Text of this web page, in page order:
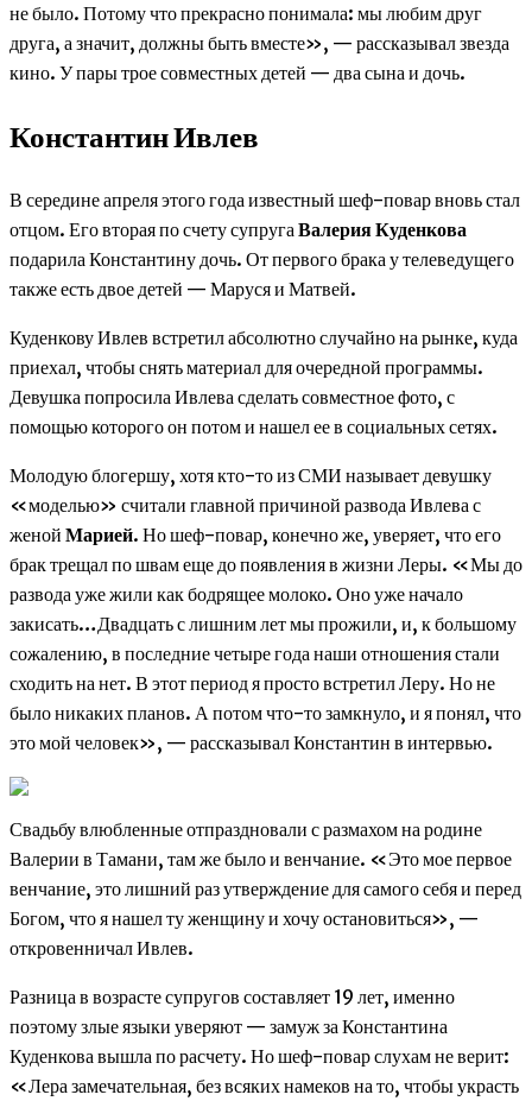
не было. Потому что прекрасно понимала: мы любим друг
друга, а значит, должны быть вместе», — рассказывал звезда
кино. У пары трое совместных детей — два сына и дочь.
Константин Ивлев
В середине апреля этого года известный шеф-повар вновь стал
отцом. Его вторая по счету супруга Валерия Куденкова
подарила Константину дочь. От первого брака у телеведущего
также есть двое детей — Маруся и Матвей.
Куденкову Ивлев встретил абсолютно случайно на рынке, куда
приехал, чтобы снять материал для очередной программы.
Девушка попросила Ивлева сделать совместное фото, с
помощью которого он потом и нашел ее в социальных сетях.
Молодую блогершу, хотя кто-то из СМИ называет девушку
«моделью» считали главной причиной развода Ивлева с
женой Марией. Но шеф-повар, конечно же, уверяет, что его
брак трещал по швам еще до появления в жизни Леры. «Мы до
развода уже жили как бодрящее молоко. Оно уже начало
закисать…Двадцать с лишним лет мы прожили, и, к большому
сожалению, в последние четыре года наши отношения стали
сходить на нет. В этот период я просто встретил Леру. Но не
было никаких планов. А потом что-то замкнуло, и я понял, что
это мой человек», — рассказывал Константин в интервью.
Свадьбу влюбленные отпраздновали с размахом на родине
Валерии в Тамани, там же было и венчание. «Это мое первое
венчание, это лишний раз утверждение для самого себя и перед
Богом, что я нашел ту женщину и хочу остановиться», —
откровенничал Ивлев.
Разница в возрасте супругов составляет 19 лет, именно
поэтому злые языки уверяют — замуж за Константина
Куденкова вышла по расчету. Но шеф-повар слухам не верит:
«Лера замечательная, без всяких намеков на то, чтобы украсть